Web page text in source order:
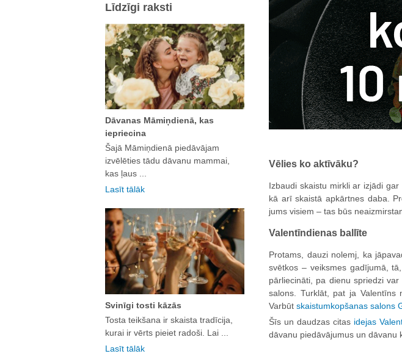
Līdzīgi raksti
Dāvanas Māmiņdienā, kas
iepriecina
Šajā Māmiņdienā piedāvājam
izvēlēties tādu dāvanu mammai,
kas ļaus ...
Lasīt tālāk
Svinīgi tosti kāzās
Tosta teikšana ir skaista tradīcija,
kurai ir vērts pieiet radoši. Lai ...
Lasīt tālāk
Vēlies ko aktīvāku?
Izbaudi skaistu mirkli ar izjādi
kā arī skaistā apkārtnes daba.
jums visiem – tas būs
Valentīndienas ballīte
Protams, dauzi nolemj, ka
svētkos – veiksmes gadījumā,
pārliecināti, pa dienu spriedzi
salons. Turklāt, pat ja Valentīns
Varbūt skaistumkopšanas salons
Šīs un daudzas citas idejas
dāvanu piedāvājumus un dāvanu